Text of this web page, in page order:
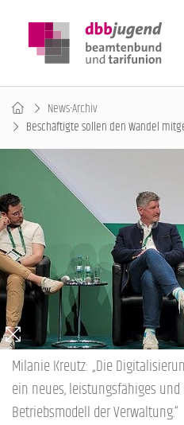
News-Archiv
Beschäftigte sollen den Wandel
Milanie Kreutz: „Die
ein neues, leistungsfähiges
Betriebsmodell der Verwaltung.“